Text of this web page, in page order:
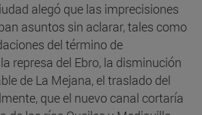
alegó que las imprecisiones
asuntos sin aclarar, tales como
del término de
represa del Ebro, la disminución
de La Mejana, el traslado del
que el nuevo canal cortaría